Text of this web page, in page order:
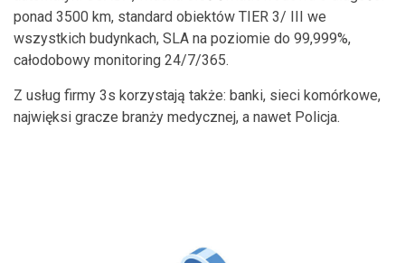
ponad 3500 km, standard obiektów TIER 3/ III we
wszystkich budynkach, SLA na poziomie do 99,999%,
całodobowy monitoring 24/7/365.
Z usług firmy 3s korzystają także: banki, sieci komórkowe,
najwięksi gracze branży medycznej, a nawet Policja.